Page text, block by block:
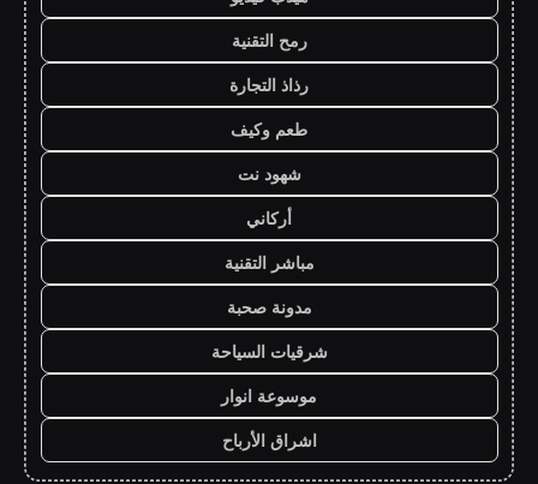
رمح التقنية
رذاذ التجارة
طعم وكيف
شهود نت
أركاني
مباشر التقنية
مدونة صحبة
شرقيات السياحة
موسوعة انوار
اشراق الأرباح